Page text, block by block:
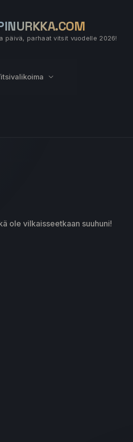
päivä, parhaat vitsit vuodelle 2026!
ole vilkaisseetkaan suuhuni!